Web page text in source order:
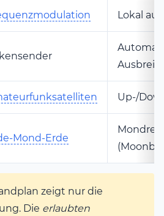
Lokal auf
Up-/
Mond-Erde
zeigt nur die
Die erlaubten